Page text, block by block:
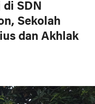
di SDN
Sekolah
dan Akhlak